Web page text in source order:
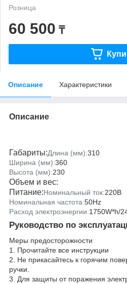
Розница
60 500 ₸
Описание Характеристики
Описание
Габариты:Длина (мм):310
Ширина (мм):360
Высота (мм):230
Объем и вес:
Питание:Номинальный ток:220В
Номинальная частота:50Hz
Расход электроэнергии:1750W*h/
Руководство по
Меры предосторожности
1. Прочитайте все инструкции
2. Не прикасайтесь к горячим
ручки.
3. Для защиты от поражения